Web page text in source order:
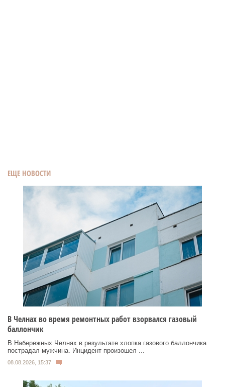
ЕЩЕ НОВОСТИ
В Челнах во время ремонтных работ взорвался газовый
баллончик
В Набережных Челнах в результате хлопка газового баллончика
пострадал мужчина. Инцидент произошел ...
08.08.2026, 15:37